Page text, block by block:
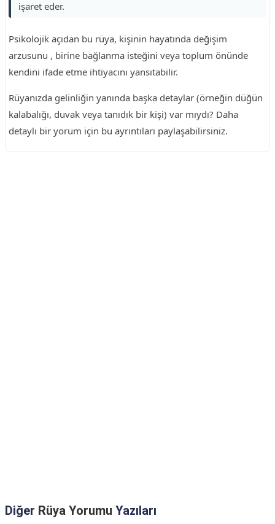
işaret eder.
Psikolojik açıdan bu rüya, kişinin hayatında değişim
arzusunu , birine bağlanma isteğini veya toplum önünde
kendini ifade etme ihtiyacını yansıtabilir.
Rüyanızda gelinliğin yanında başka detaylar (örneğin düğün
kalabalığı, duvak veya tanıdık bir kişi) var mıydı? Daha
detaylı bir yorum için bu ayrıntıları paylaşabilirsiniz.
Diğer Rüya Yorumu Yazıları